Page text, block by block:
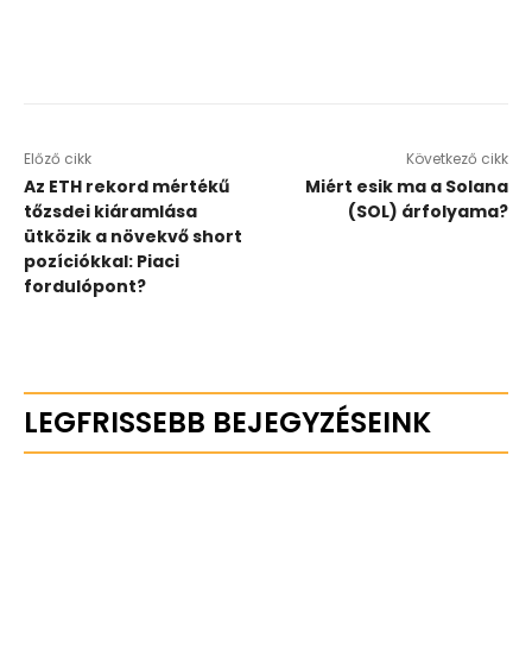
Előző cikk
Az ETH rekord mértékű
tőzsdei kiáramlása
ütközik a növekvő short
pozíciókkal: Piaci
fordulópont?
Következő cikk
Miért esik ma a Solana
(SOL) árfolyama?
LEGFRISSEBB BEJEGYZÉSEINK